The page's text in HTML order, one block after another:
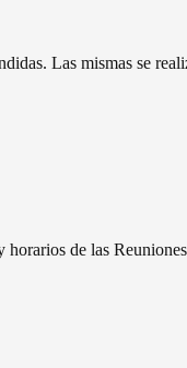
Las mismas se
de las